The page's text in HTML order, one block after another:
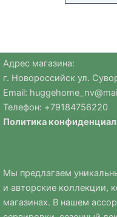
Адрес магазина:
г. Новороссийск ул.
Email:
Телефон: +79184756220
Политика
Мы предлагаем
и авторские коллекции,
магазинах. В нашем